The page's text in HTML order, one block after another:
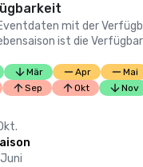
mit der
ist die
Mär Apr Mai
Sep Okt Nov